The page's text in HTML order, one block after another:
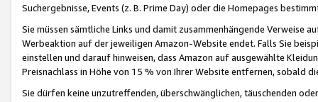
Suchergebnisse, Events (z. B. Prime Day) oder die Homepages
Sie müssen sämtliche Links und damit zusammenhängende
Werbeaktion auf der jeweiligen Amazon-Website endet. Falls Sie
einstellen und darauf hinweisen, dass Amazon auf ausgewählte
Preisnachlass in Höhe von 15 % von Ihrer Website entfernen, sobald
Sie dürfen keine unzutreffenden, überschwänglichen, täuschenden